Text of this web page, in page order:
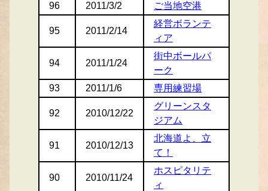
96
2011/3/2 ご当地空港
95 2011/2/14
経営ボランテ
ィア
94 2011/1/24
街中ボールパ
ーク
93
2011/1/6 専用練習場
92 2010/12/22
グリーンスタ
ジアム
91 2010/12/13
北海道よ、立
て！
90 2010/11/24
ホスピタリテ
ィ